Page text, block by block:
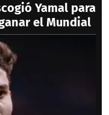
Yamal para
el Mundial